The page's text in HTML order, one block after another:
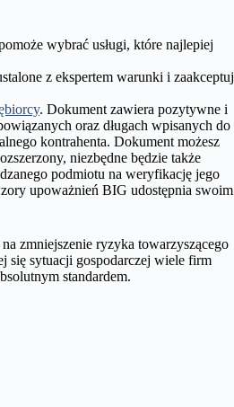
wybrać usługi, które najlepiej
z ekspertem warunki i zaakceptuj
. Dokument zawiera pozytywne i
oraz długach wpisanych do
kontrahenta. Dokument możesz
niezbędne będzie także
podmiotu na weryfikację jego
upoważnień BIG udostępnia swoim
zmniejszenie ryzyka towarzyszącego
się sytuacji gospodarczej wiele firm
standardem.